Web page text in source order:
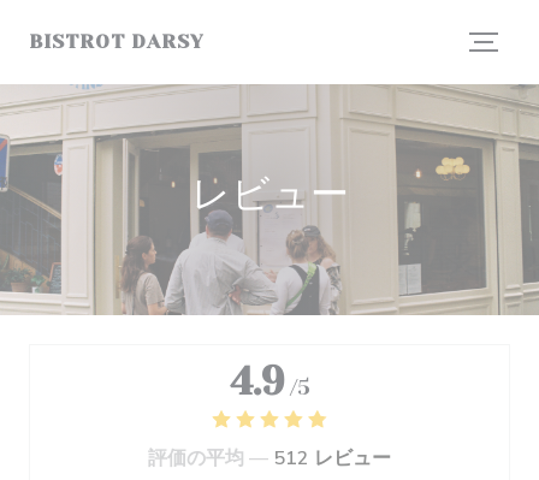
BISTROT DARSY
レビュー
4.9 /5
評価の平均 — 512 レビュー